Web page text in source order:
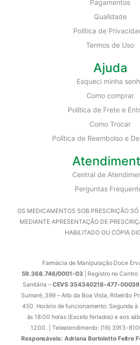
Pagamentos
Qualidade
Política de
Termos de Uso
Ajuda
Esqueci minha
Como comprar
Política de Frete e
Como Trocar
Política de Reembolso e
Central de
Perguntas
OS MEDICAMENTOS SOB PRESCRIÇÃO
MEDIANTE APRESENTAÇÃO DE
HABILITADO OU CÓPIA
Farmácia de Manipulação Doce
59.368.746/0001-03| Registro no Centro
Sanitária –CEVS 354340218-477-
Sumaré, 399 – Alto da Boa Vista, Ribeirão
450. Horário de funcionamento: Segunda
às 18:00 horas (Exceto feriados) e aos
12:00. | Teleatendimento: (16) 3913-
Responsáveis: Adriana Bortoletto Feltre